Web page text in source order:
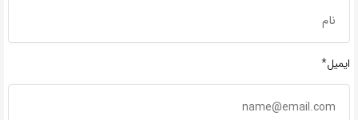
ایمیل*